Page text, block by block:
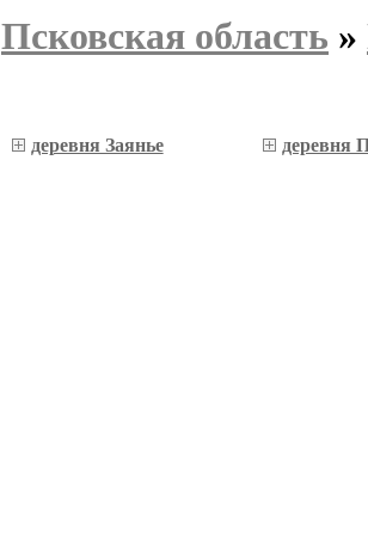
Псковская область »
деревня Заянье деревня